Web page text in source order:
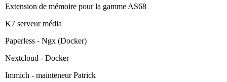
Extension de mémoire pour la gamme AS68
K7 serveur média
Paperless - Ngx (Docker)
Nextcloud - Docker
Immich - mainteneur Patrick